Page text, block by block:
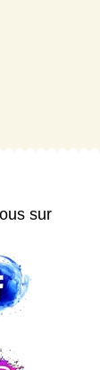
sur